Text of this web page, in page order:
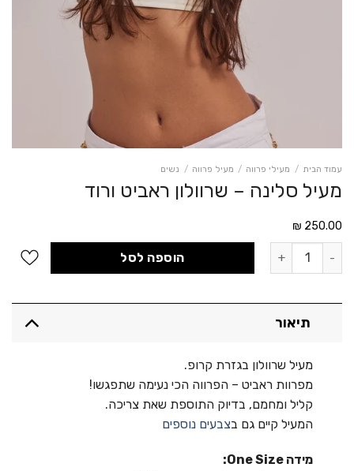
עמוד הבית / מעילי פרווה / מעיל פרווה / נשים
מעיל סלינה – שרוולון ראביט ורוד
250.00
₪
כמות של מעיל סלינה - שרוולון ראביט ורוד
הוספה לסל
תיאור
מעיל שרוולון בגזרת קרופ.
מפרוות ראביט – הפרווה הכי נעימה שתפגשו!
קליל ומחמם, בדיוק התוספת שאת צריכה.
המעיל קיים גם בצבעים נוספים
מידה One Size: